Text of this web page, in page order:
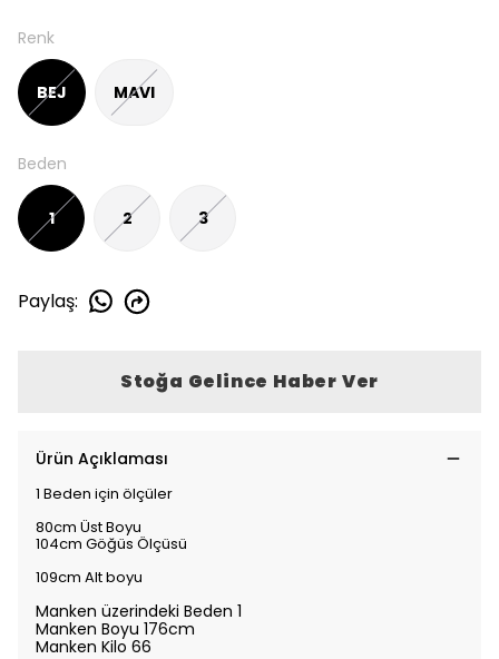
Renk
BEJ MAVI
Beden
1 2 3
Paylaş:
Stoğa Gelince Haber Ver
Ürün Açıklaması
1 Beden için ölçüler
80cm Üst Boyu
104cm Göğüs Ölçüsü
109cm Alt boyu
Manken üzerindeki Beden 1
Manken Boyu 176cm
Manken Kilo 66